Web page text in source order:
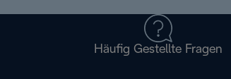
Häufig Gestellte Fragen